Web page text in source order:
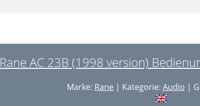
Rane AC 23B (1998 version)
Marke: Rane | Kategorie: Audio |